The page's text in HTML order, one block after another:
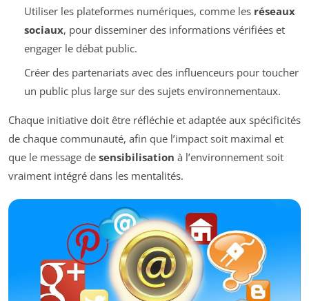
Utiliser les plateformes numériques, comme les réseaux
sociaux, pour disseminer des informations vérifiées et
engager le débat public.
Créer des partenariats avec des influenceurs pour toucher
un public plus large sur des sujets environnementaux.
Chaque initiative doit être réfléchie et adaptée aux spécificités
de chaque communauté, afin que l’impact soit maximal et
que le message de sensibilisation à l’environnement soit
vraiment intégré dans les mentalités.